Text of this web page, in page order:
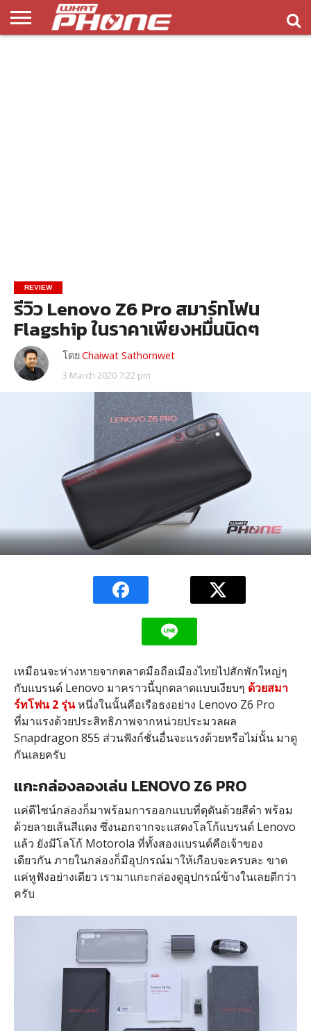
REVIEW
รีวิว Lenovo Z6 Pro สมาร์ทโฟน
Flagship ในราคาเพียงหมื่นนิดๆ
โดยChaiwat Sathornwet
3 March 2020 7:22 pm
เหมือนจะห่างหายจากตลาดมือถือเมืองไทยไปสักพักใหญ่ๆ
กับแบรนด์ Lenovo มาคราวนี้บุกตลาดแบบเงียบๆ ด้วยสมา
ร์ทโฟน 2 รุ่นหนึ่งในนั้นคือเรือธงอย่าง Lenovo Z6 Pro
ที่มาแรงด้วยประสิทธิภาพจากหน่วยประมวลผล
Snapdragon 855 ส่วนฟังก์ชั่นอื่นจะแรงด้วยหรือไม่นั้น มาดู
กันเลยครับ
แกะกล่องลองเล่น LENOVO Z6 PRO
แค่ดีไซน์กล่องก็มาพร้อมการออกแบบที่ดุดันด้วยสีดำ พร้อม
ด้วยลายเส้นสีแดง ซึ่งนอกจากจะแสดงโลโก้แบรนด์ Lenovo
แล้ว ยังมีโลโก้ Motorola ที่ทั้งสองแบรนด์คือเจ้าของ
เดียวกัน ภายในกล่องก็มีอุปกรณ์มาให้เกือบจะครบละ ขาด
แค่หูฟังอย่างเดียว เรามาแกะกล่องดูอุปกรณ์ข้างในเลยดีกว่า
ครับ